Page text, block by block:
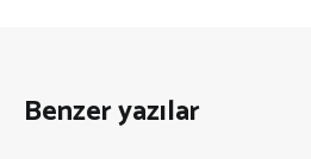
Benzer yazılar